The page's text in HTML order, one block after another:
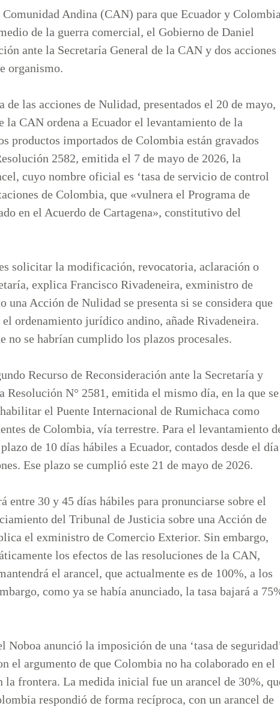
Andina (CAN) para que Ecuador y Colombia
de la guerra comercial, el Gobierno de Daniel
ante la Secretaría General de la CAN y dos acciones
organismo.
las acciones de Nulidad, presentados el 20 de mayo,
la CAN ordena a Ecuador el levantamiento de la
productos importados de Colombia están gravados
2582, emitida el 7 de mayo de 2026, la
cuyo nombre oficial es ‘tasa de servicio de control
de Colombia, que «vulnera el Programa de
en el Acuerdo de Cartagena», constitutivo del
solicitar la modificación, revocatoria, aclaración o
explica Francisco Rivadeneira, exministro de
Acción de Nulidad se presenta si se considera que
ordenamiento jurídico andino, añade Rivadeneira.
no se habrían cumplido los plazos procesales.
Recurso de Reconsideración ante la Secretaría y
N° 2581, emitida el mismo día, en la que se
el Puente Internacional de Rumichaca como
de Colombia, vía terrestre. Para el levantamiento
de 10 días hábiles a Ecuador, contados desde el día
Ese plazo se cumplió este 21 de mayo de 2026.
entre 30 y 45 días hábiles para pronunciarse sobre el
del Tribunal de Justicia sobre una Acción de
el exministro de Comercio Exterior. Sin embargo,
los efectos de las resoluciones de la CAN,
el arancel, que actualmente es de 100%, a los
como ya se había anunciado, la tasa bajará a
anunció la imposición de una ‘tasa de
el argumento de que Colombia no ha colaborado en el
frontera. La medida inicial fue un arancel de 30%,
respondió de forma recíproca, con un arancel de